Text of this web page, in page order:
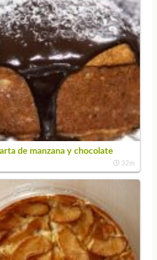
de manzana y chocolate
32m